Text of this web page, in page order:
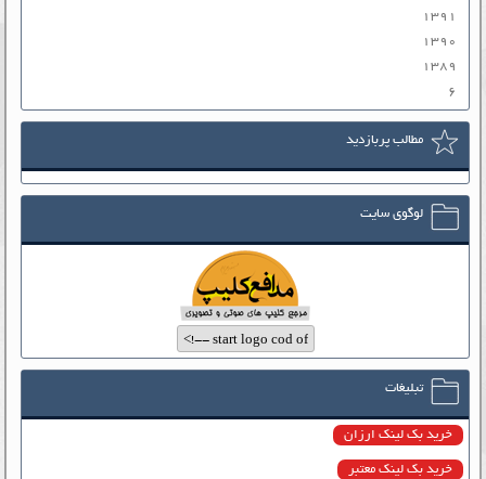
۱۳۹۱
۱۳۹۰
۱۳۸۹
۶
مطالب پربازدید
لوگوی سایت
تبلیغات
خرید بک لینک ارزان
خرید بک لینک معتبر